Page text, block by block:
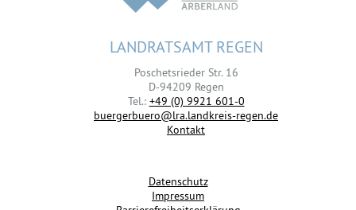
LANDRATSAMT REGEN
Poschetsrieder Str. 16
D-94209 Regen
Tel.: +49 (0) 9921 601-0
buergerbuero@lra.landkreis-regen.de
Kontakt
Datenschutz
Impressum